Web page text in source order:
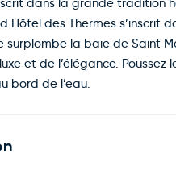
Hôtel des Thermes s’inscrit
surplombe la baie de Saint
et de l’élégance.
bord de l’eau.